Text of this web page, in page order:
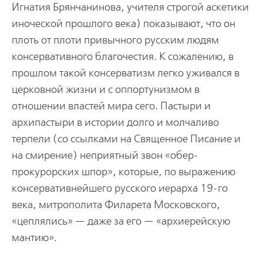
Игнатия Брянчанинова, учителя строгой аскетики
иноческой прошлого века) показывают, что он
плоть от плоти привычного русским людям
консервативного благочестия. К сожалению, в
прошлом такой консерватизм легко уживался в
церковной жизни и с оппортунизмом в
отношении властей мира сего. Пастыри и
архипастыри в истории долго и молчаливо
терпели (со ссылками на Священное Писание и
на смирение) неприятный звон «обер-
прокурорских шпор», которые, по выражению
консервативнейшего русского иерарха 19-го
века, митрополита Филарета Московского,
«цеплялись» — даже за его — «архиерейскую
мантию».